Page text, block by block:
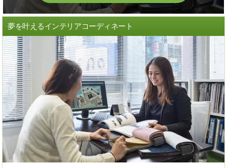
夢を叶えるインテリアコーディネート